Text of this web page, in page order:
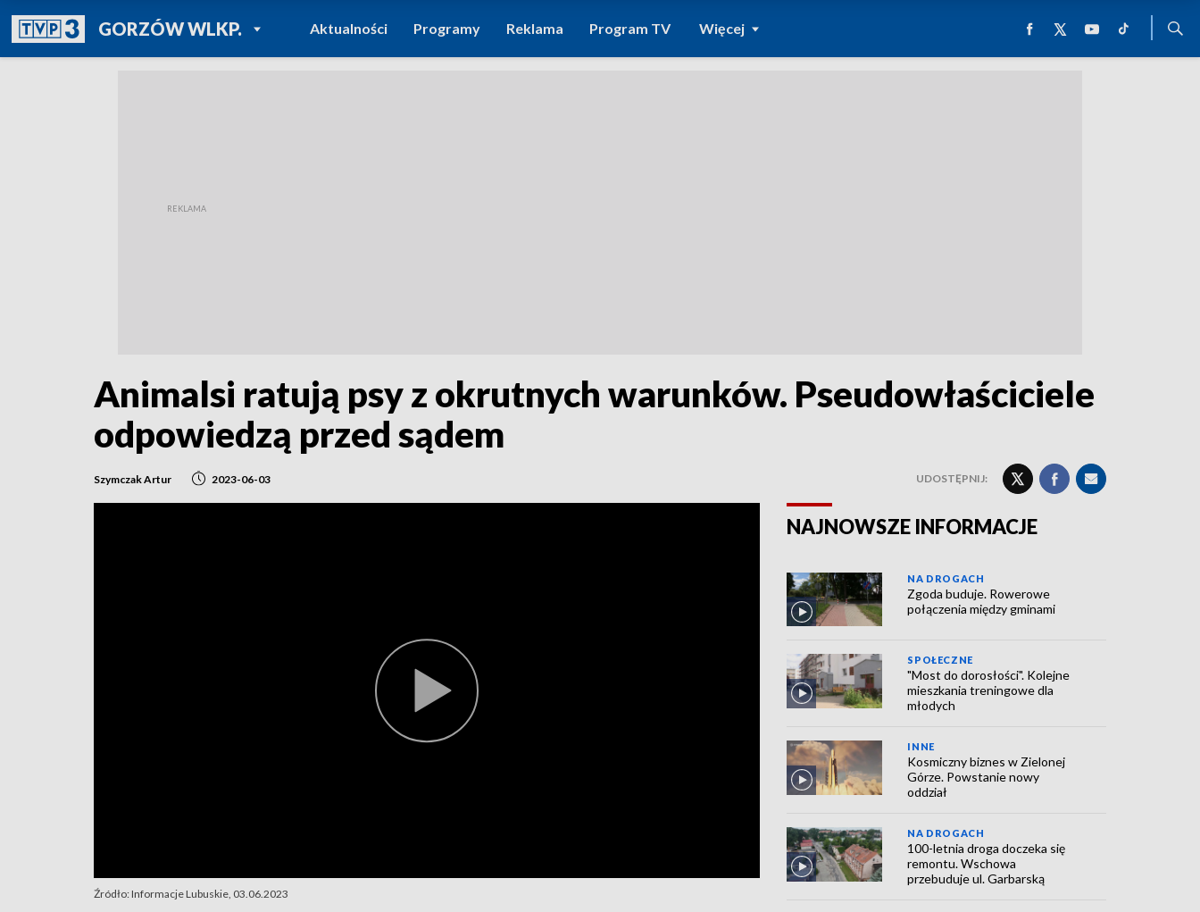
GORZÓW WLKP.POWRÓT DO
TVP REGIONY
Aktualności Programy Reklama Program TV Więcej
Animalsi ratują psy z okrutnych warunków. Pseudowłaściciele
odpowiedzą przed sądem
Szymczak Artur 2023-06-03 UDOSTĘPNIJ:
Źródło: Informacje Lubuskie, 03.06.2023
NAJNOWSZE INFORMACJE
NA DROGACH
Zgoda buduje. Rowerowe
połączenia między gminami
SPOŁECZNE
"Most do dorosłości". Kolejne
mieszkania treningowe dla
młodych
INNE
Kosmiczny biznes w Zielonej
Górze. Powstanie nowy
oddział
NA DROGACH
100-letnia droga doczeka się
remontu. Wschowa
przebuduje ul. Garbarską